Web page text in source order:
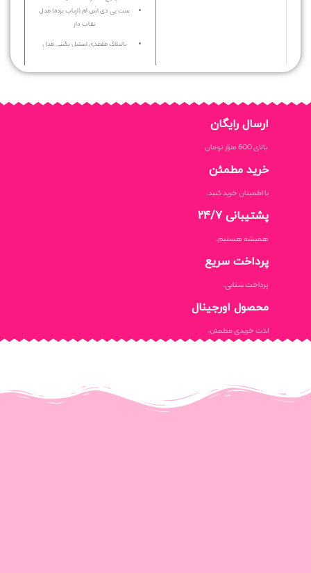
ست بی دی اس ام (ارباب برده) مدل
نقاب دار
باتپلاگ مقعدی استیل نگینی مدل
وارداتی
ارسال رایگان
بالای 600 هزار تومان
خرید مطمئن
با اطمینان خرید کنید.
پشتیبانی 24/7
همیشه هستیم.
پرداخت سریع
پرداخت شتابی.
محصول اورجینال
لذت خریدی مطمئن.